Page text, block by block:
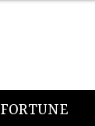
FORTUNE